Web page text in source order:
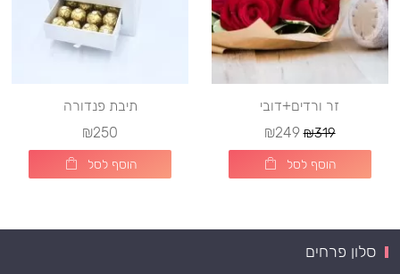
זר ורדים+דובי
₪319
₪249
הוסף לסל
תיבת פנדורה
₪250
הוסף לסל
סלון פרחים